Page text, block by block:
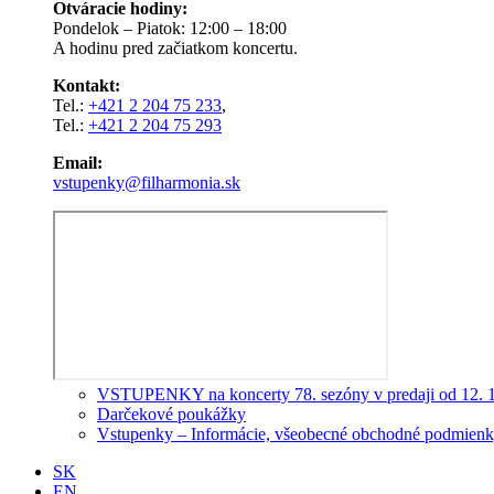
Otváracie hodiny:
Pondelok – Piatok: 12:00 – 18:00
A hodinu pred začiatkom koncertu.
Kontakt:
Tel.: +421 2 204 75 233,
Tel.: +421 2 204 75 293
Email:
vstupenky@filharmonia.sk
VSTUPENKY na koncerty 78. sezóny v predaji od 12.
Darčekové poukážky
Vstupenky – Informácie, všeobecné obchodné
SK